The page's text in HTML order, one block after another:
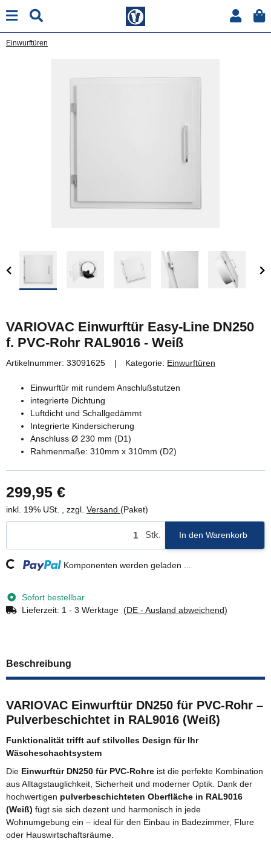
Einwurftüren
VARIOVAC Einwurftür Easy-Line DN250
f. PVC-Rohr RAL9016 - Weiß
Artikelnummer: 33091625 Kategorie: Einwurftüren
Einwurftür mit rundem Anschlußstutzen
integrierte Dichtung
Luftdicht und Schallgedämmt
Integrierte Kindersicherung
Anschluss Ø 230 mm (D1)
Rahmenmaße: 310mm x 310mm (D2)
299,95 €
inkl. 19% USt. , zzgl. Versand (Paket)
Stk. In den Warenkorb
Loading... Komponenten werden geladen ...
Sofort bestellbar
Lieferzeit: 1 - 3 Werktage (DE - Ausland abweichend)
Beschreibung
VARIOVAC Einwurftür DN250 für PVC-Rohr –
Pulverbeschichtet in RAL9016 (Weiß)
Funktionalität trifft auf stilvolles Design für Ihr
Wäscheschachtsystem
Die Einwurftür DN250 für PVC-Rohre ist die perfekte Kombination
aus Alltagstauglichkeit, Sicherheit und moderner Optik. Dank der
hochwertigen pulverbeschichteten Oberfläche in RAL9016
(Weiß) fügt sie sich dezent und harmonisch in jede
Wohnumgebung ein – ideal für den Einbau in Badezimmer, Flure
oder Hauswirtschaftsräume.